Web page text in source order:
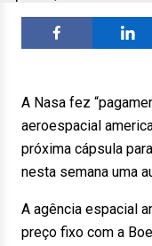
A Nasa fez
aeroespacial
próxima cápsula
nesta semana uma
A agência espacial
preço fixo com a